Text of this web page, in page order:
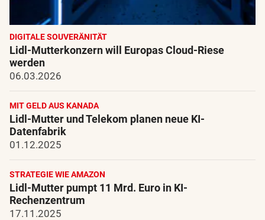
DIGITALE SOUVERÄNITÄT
Lidl-Mutterkonzern will Europas Cloud-Riese
werden
06.03.2026
MIT GELD AUS KANADA
Lidl-Mutter und Telekom planen neue KI-
Datenfabrik
01.12.2025
STRATEGIE WIE AMAZON
Lidl-Mutter pumpt 11 Mrd. Euro in KI-
Rechenzentrum
17.11.2025